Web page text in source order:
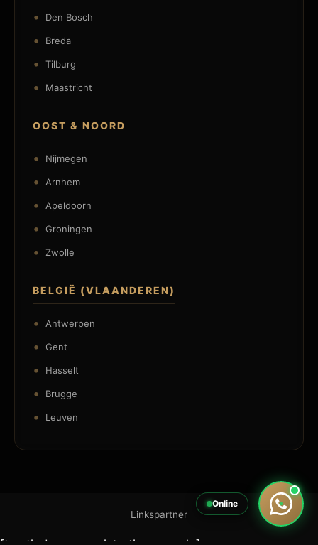
Den Bosch
Breda
Tilburg
Maastricht
OOST & NOORD
Nijmegen
Arnhem
Apeldoorn
Groningen
Zwolle
BELGIË (VLAANDEREN)
Antwerpen
Gent
Hasselt
Brugge
Leuven
Linkspartner
Online